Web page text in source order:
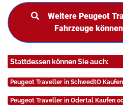
Weitere Peugeot
Fahrzeuge
Stattdessen können Sie auch:
Peugeot Traveller in SchwedtO
Peugeot Traveller in Odertal Kaufen